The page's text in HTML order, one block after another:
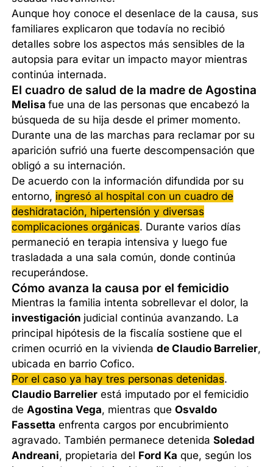
Aunque hoy conoce el desenlace de la causa, sus
familiares explicaron que todavía no recibió
detalles sobre los aspectos más sensibles de la
autopsia para evitar un impacto mayor mientras
continúa internada.
El cuadro de salud de la madre de Agostina
Melisafue una de las personas que encabezó la
búsqueda de su hija desde el primer momento.
Durante una de las marchas para reclamar por su
aparición sufrió una fuerte descompensación que
obligó a su internación.
De acuerdo con la información difundida por su
entorno, ingresó al hospital con un cuadro de
deshidratación, hipertensión y diversas
complicaciones orgánicas. Durante varios días
permaneció en terapia intensiva y luego fue
trasladada a una sala común, donde continúa
recuperándose.
Cómo avanza la causa por el femicidio
Mientras la familia intenta sobrellevar el dolor, la
investigación judicial continúa avanzando. La
principal hipótesis de la fiscalía sostiene que el
crimen ocurrió en la viviendade Claudio Barrelier,
ubicada en barrio Cofico.
Por el caso ya hay tres personas detenidas.
Claudio Barrelier está imputado por el femicidio
deAgostina Vega, mientras queOsvaldo
Fassetta enfrenta cargos por encubrimiento
agravado. También permanece detenidaSoledad
Andreani, propietaria del Ford Ka que, según los